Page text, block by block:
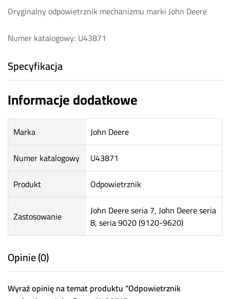
Oryginalny odpowietrznik mechanizmu marki John Deere
Numer katalogowy: U43871
Specyfikacja
Informacje dodatkowe
Marka
John Deere
Numer katalogowy
U43871
Produkt
Odpowietrznik
Zastosowanie
John Deere seria 7, John Deere seria
8, seria 9020 (9120-9620)
Opinie (0)
Wyraź opinię na temat produktu “Odpowietrznik